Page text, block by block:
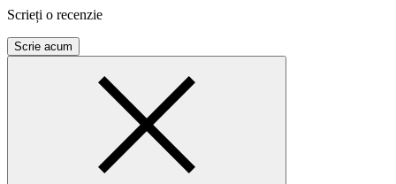
Scrieți o recenzie
Scrie acum